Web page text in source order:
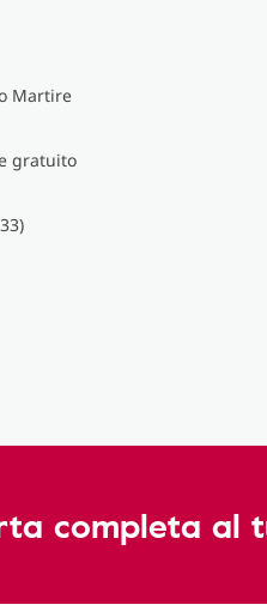
Martire
gratuito
completa al